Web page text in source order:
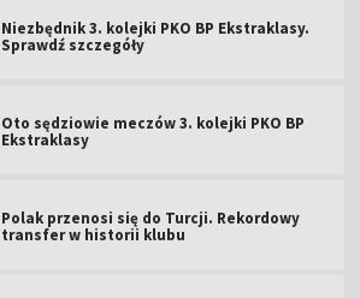
Niezbędnik 3. kolejki PKO BP Ekstraklasy.
Sprawdź szczegóły
Oto sędziowie meczów 3. kolejki PKO BP
Ekstraklasy
Polak przenosi się do Turcji. Rekordowy
transfer w historii klubu